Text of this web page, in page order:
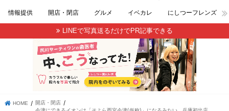
情報提供 開店・閉店 グルメ イベカレ にしつーフレンズ
LINEで写真送るだけでPR記事できる
HOME
開店・閉店